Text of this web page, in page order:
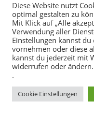
Schritte zur
Diese Website nutzt
optimal gestalten zu
Mit Klick auf „Alle
Verwendung aller
Einstellungen kannst
vornehmen oder diese
kannst du jederzeit mit
widerrufen oder ändern.
.
Cookie Einstellungen